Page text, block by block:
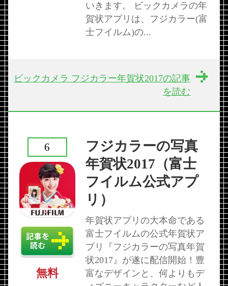
いきます。 ビックカメラの年
賀状アプリは、フジカラー(富
士フイルム)の...
ビックカメラ フジカラー年賀状2017の記事
を読む
フジカラーの写真
年賀状2017（富士
フイルム公式アプ
リ）
年賀状アプリの大本命である
富士フイルムの公式年賀状ア
プリ『フジカラーの写真年賀
状2017』が遂に配信開始！豊
富なデザインと、何よりもデ
6
無料